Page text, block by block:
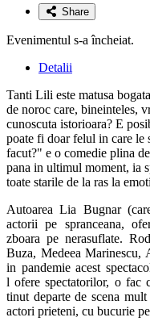
Share
Evenimentul s-a încheiat.
Detalii
Tanti Lili este matusa
de noroc care, bineinteles,
cunoscuta istorioara? E
poate fi doar felul in care le
facut?" e o comedie plina
pana in ultimul moment, ia
toate starile de la ras la
Autoarea Lia Bugnar
actorii pe spranceana,
zboara pe nerasuflate.
Buza, Medeea
in pandemie acest
l ofere spectatorilor, o fac
tinut departe de scena
actori prieteni, cu bucurie